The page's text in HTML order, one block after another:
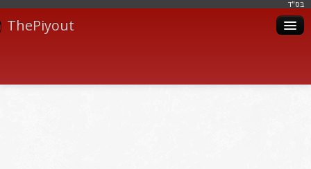
בּס"ד
ThePiyout